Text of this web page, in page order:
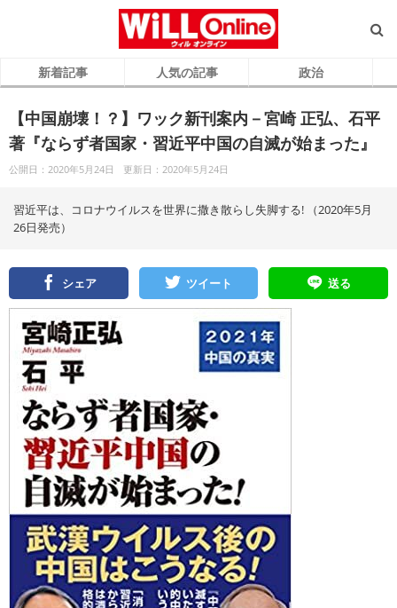
新着記事 人気の記事 政治
【中国崩壊！？】ワック新刊案内－宮崎 正弘、石平
著『ならず者国家・習近平中国の自滅が始まった』
公開日：2020年5月24日 更新日：2020年5月24日
習近平は、コロナウイルスを世界に撒き散らし失脚する! （2020年5月
26日発売）
シェア ツイート 送る